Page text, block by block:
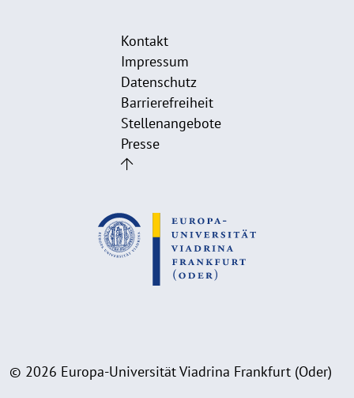
Kontakt
Impressum
Datenschutz
Barrierefreiheit
Stellenangebote
Presse
© 2026 Europa-Universität Viadrina Frankfurt (Oder)